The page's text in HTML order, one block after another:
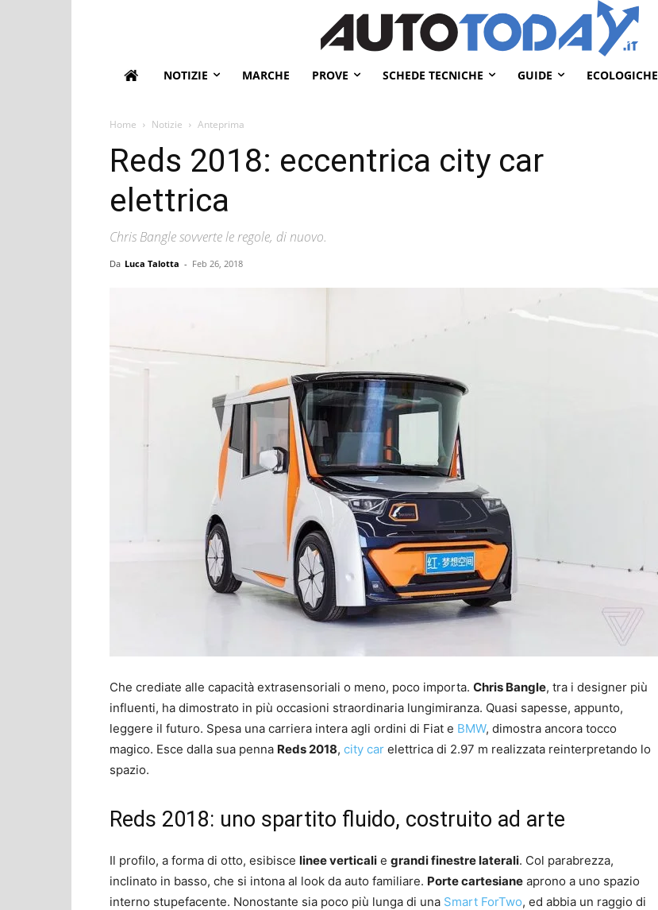
NOTIZIE MARCHE PROVE SCHEDE TECNICHE GUIDE ECOLOGICHE
Home Notizie Anteprima
Reds 2018: eccentrica city car
elettrica
Chris Bangle sovverte le regole, di nuovo.
Da Luca Talotta - Feb 26, 2018
Che crediate alle capacità extrasensoriali o meno, poco importa. Chris Bangle, tra i designer più
influenti, ha dimostrato in più occasioni straordinaria lungimiranza. Quasi sapesse, appunto,
leggere il futuro. Spesa una carriera intera agli ordini di Fiat e BMW, dimostra ancora tocco
magico. Esce dalla sua penna Reds 2018, city car elettrica di 2.97 m realizzata reinterpretando lo
spazio.
Reds 2018: uno spartito fluido, costruito ad arte
Il profilo, a forma di otto, esibisce linee verticali e grandi finestre laterali. Col parabrezza,
inclinato in basso, che si intona al look da auto familiare. Porte cartesiane aprono a uno spazio
interno stupefacente. Nonostante sia poco più lunga di una Smart ForTwo, ed abbia un raggio di